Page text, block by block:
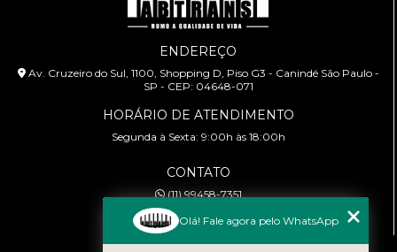
ENDEREÇO
Av. Cruzeiro do Sul, 1100, Shopping D, Piso G3 - Canindé São Paulo -
SP - CEP: 04648-071
HORÁRIO DE ATENDIMENTO
Segunda à Sexta: 9:00h às 18:00h
CONTATO
(11) 99458-7351
cursoabtrans@gmail.com
Olá! Fale agora pelo WhatsApp